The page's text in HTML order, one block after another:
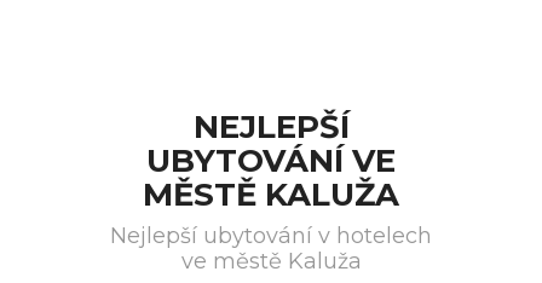
NEJLEPŠÍ
UBYTOVÁNÍ VE
MĚSTĚ KALUŽA
Nejlepší ubytování v hotelech
ve městě Kaluža